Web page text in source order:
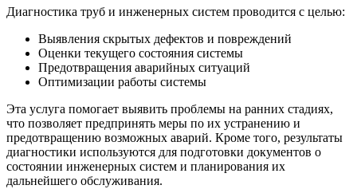
Диагностика труб и инженерных систем проводится с целью:
Выявления скрытых дефектов и повреждений
Оценки текущего состояния системы
Предотвращения аварийных ситуаций
Оптимизации работы системы
Эта услуга помогает выявить проблемы на ранних стадиях,
что позволяет предпринять меры по их устранению и
предотвращению возможных аварий. Кроме того, результаты
диагностики используются для подготовки документов о
состоянии инженерных систем и планирования их
дальнейшего обслуживания.